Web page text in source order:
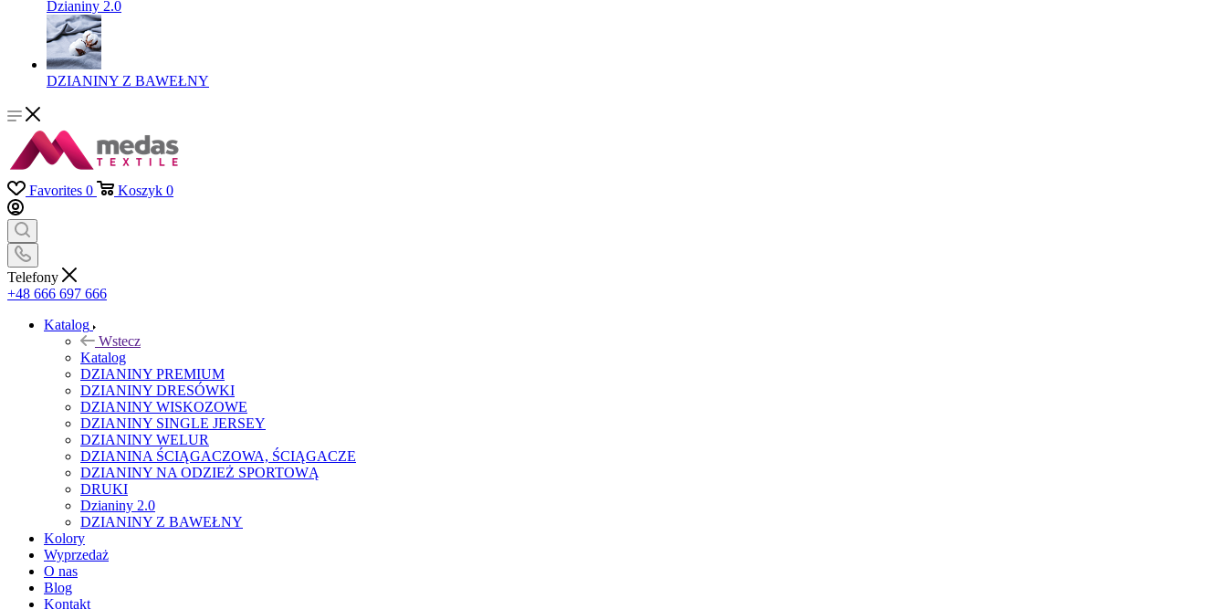
Dzianiny 2.0
DZIANINY Z BAWEŁNY
Favorites 0 Koszyk 0
Telefony
+48 666 697 666
Katalog
Wstecz
Katalog
DZIANINY PREMIUM
DZIANINY DRESÓWKI
DZIANINY WISKOZOWE
DZIANINY SINGLE JERSEY
DZIANINY WELUR
DZIANINA ŚCIĄGACZOWA, ŚCIĄGACZE
DZIANINY NA ODZIEŻ SPORTOWĄ
DRUKI
Dzianiny 2.0
DZIANINY Z BAWEŁNY
Kolory
Wyprzedaż
O nas
Blog
Kontakt